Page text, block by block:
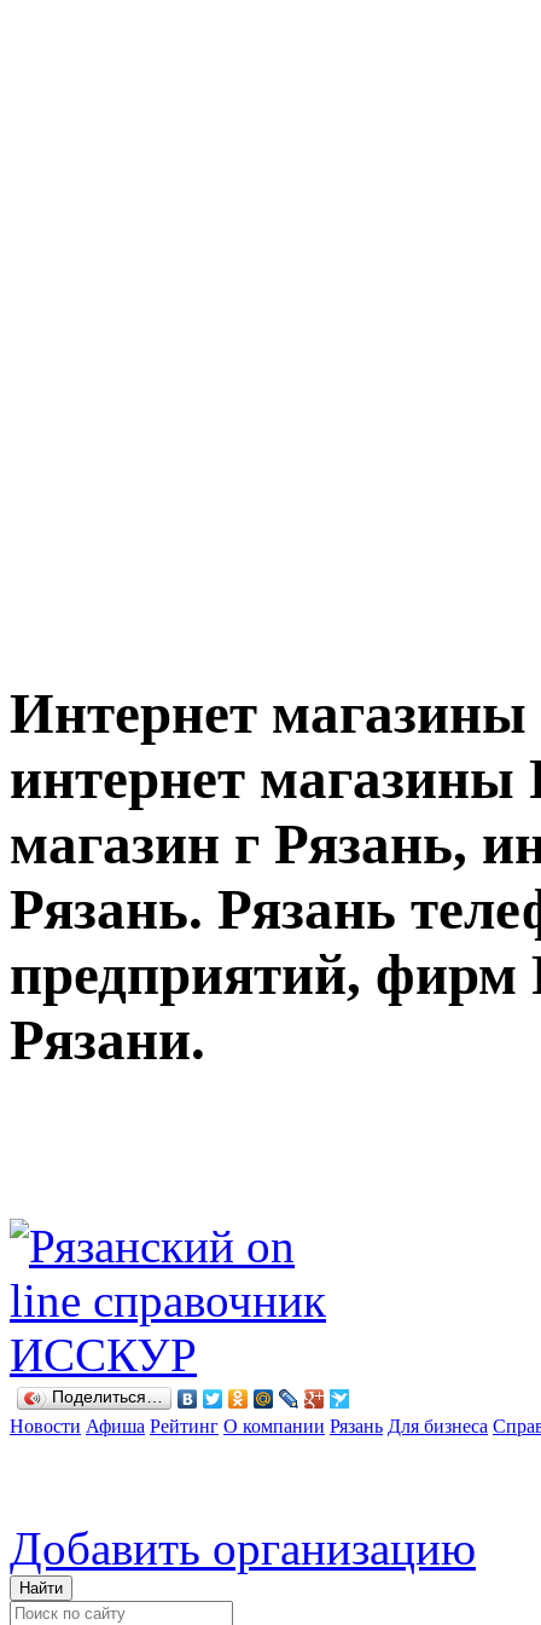
Интернет магазины
интернет магазины
магазин г Рязань,
Рязань. Рязань
предприятий, фирм
Рязани.
Поделиться…
Новости Афиша Рейтинг О компании Рязань Для бизнеса
Добавить организацию